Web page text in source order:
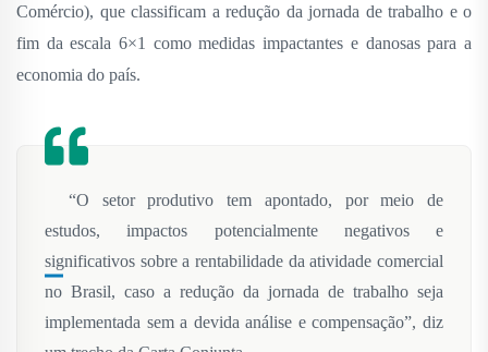
Comércio), que classificam a redução da jornada de trabalho e o
fim da escala 6×1 como medidas impactantes e danosas para a
economia do país.
“O setor produtivo tem apontado, por meio de
estudos, impactos potencialmente negativos e
significativos sobre a rentabilidade da atividade comercial
no Brasil, caso a redução da jornada de trabalho seja
implementada sem a devida análise e compensação”, diz